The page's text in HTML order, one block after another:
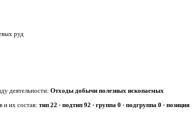
руд
деятельности: Отходы добычи полезных ископаемых
и их состав: тип 22 · подтип 92 · группа 0 · подгруппа 0 · позиция